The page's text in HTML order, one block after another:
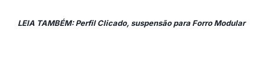
LEIA TAMBÉM: Perfil Clicado, suspensão para Forro Modular